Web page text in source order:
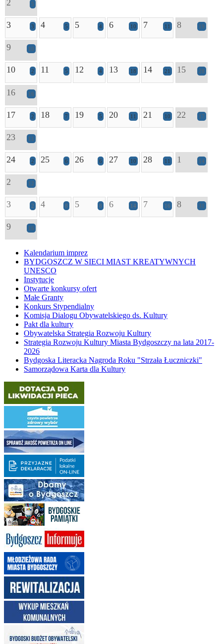
2 5
3 3 4 5 5 4 6 10 7 11 8 19
9 10
10 2 11 5 12 4 13 18 14 21 15 28
16 16
17 2 18 7 19 5 20 11 21 10 22 17
23 11
24 2 25 6 26 6 27 10 28 11 1 14
2 12
3 2 4 8 5 8 6 14 7 16 8 31
9 16
Kalendarium imprez
BYDGOSZCZ W SIECI MIAST KREATYWNYCH
UNESCO
Instytucje
Otwarte konkursy ofert
Małe Granty
Konkurs Stypendialny
Komisja Dialogu Obywatelskiego ds. Kultury
Pakt dla kultury
Obywatelska Strategia Rozwoju Kultury
Strategia Rozwoju Kultury Miasta Bydgoszczy na lata 2017-
2026
Bydgoska Literacka Nagroda Roku "Strzała Łuczniczki"
Samorządowa Karta dla Kultury